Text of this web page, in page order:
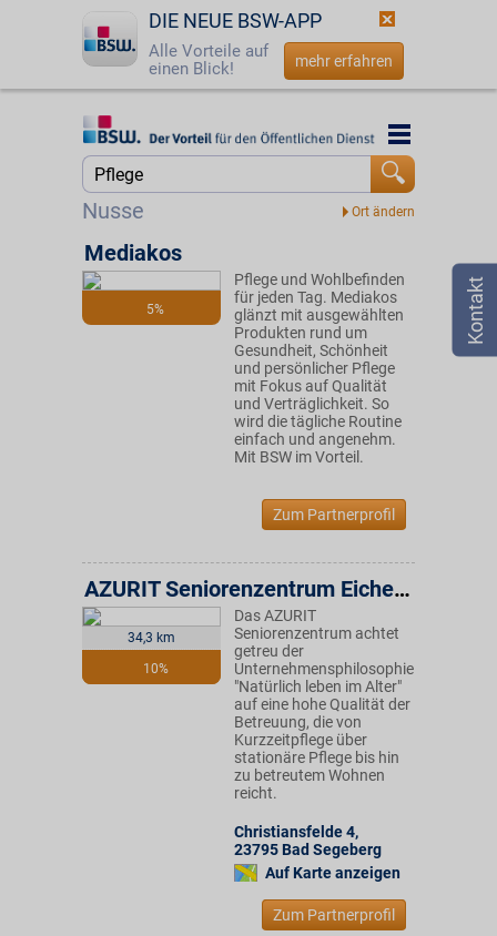
DIE NEUE BSW-APP
Alle Vorteile auf
einen Blick!
mehr erfahren
Startseite
Jetzt BSW-Mitglied werden
Login
☎ 0800 - 279 25 82
Nusse
Startseite
Suche
5%
Mediakos
Pflege und Wohlbefinden
für jeden Tag. Mediakos
glänzt mit ausgewählten
Produkten rund um
Gesundheit, Schönheit
und persönlicher Pflege
mit Fokus auf Qualität
und Verträglichkeit. So
wird die tägliche Routine
einfach und angenehm.
Mit BSW im Vorteil.
Zum Partnerprofil
34,3 km
10%
AZURIT Seniorenzentrum Eichenhof
Das AZURIT
Seniorenzentrum achtet
getreu der
Unternehmensphilosophie
"Natürlich leben im Alter"
auf eine hohe Qualität der
Betreuung, die von
Kurzzeitpflege über
stationäre Pflege bis hin
zu betreutem Wohnen
reicht.
Christiansfelde 4,
23795 Bad Segeberg
Auf Karte anzeigen
Zum Partnerprofil